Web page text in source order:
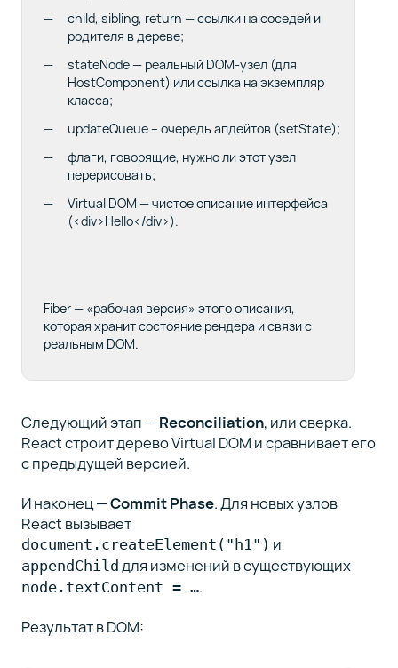
child,sibling, return — ссылки на соседей и
родителя в дереве;
stateNode— реальный DOM-узел (для
HostComponent) или ссылка на экземпляр
класса;
updateQueue– очередь апдейтов (setState);
флаги, говорящие, нужно ли этот узел
перерисовать;
Virtual DOM — чистое описание интерфейса
(<div>Hello</div>).
Fiber — «рабочая версия» этого описания,
которая хранит состояние рендера и связи с
реальным DOM.
Следующий этап — Reconciliation, или сверка.
React строит дерево Virtual DOM и сравнивает его
с предыдущей версией.
И наконец —Commit Phase. Для новых узлов
React вызывает
document.createElement("h1") и
appendChild для изменений в существующих
node.textContent = ….
Результат в DOM: